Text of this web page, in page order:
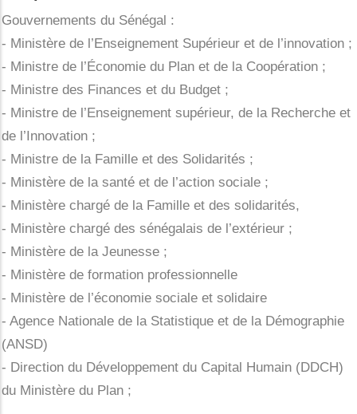
Gouvernements du Sénégal :
- Ministère de l’Enseignement Supérieur et de l’innovation ;
- Ministre de l’Économie du Plan et de la Coopération ;
- Ministre des Finances et du Budget ;
- Ministre de l’Enseignement supérieur, de la Recherche et
de l’Innovation ;
- Ministre de la Famille et des Solidarités ;
- Ministère de la santé et de l’action sociale ;
- Ministère chargé de la Famille et des solidarités,
- Ministère chargé des sénégalais de l’extérieur ;
- Ministère de la Jeunesse ;
- Ministère de formation professionnelle
- Ministère de l’économie sociale et solidaire
- Agence Nationale de la Statistique et de la Démographie
(ANSD)
- Direction du Développement du Capital Humain (DDCH)
du Ministère du Plan ;